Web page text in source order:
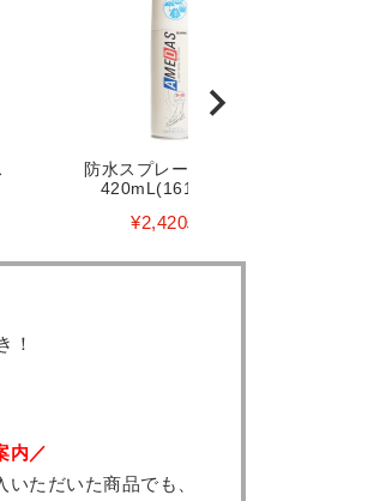
防水スプレー アメダス
420mL(161-1329)
¥2,420税込
！
内／
ただいた商品でも、